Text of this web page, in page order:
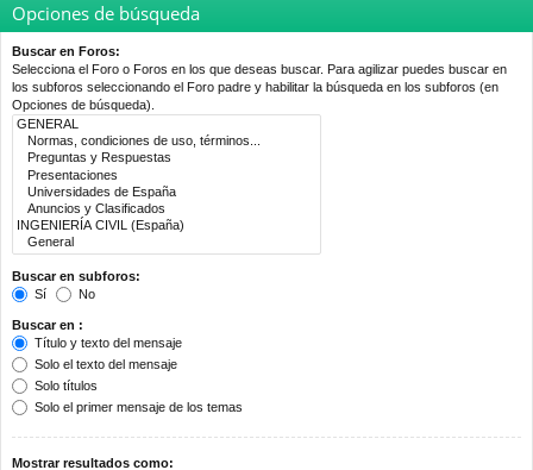
Opciones de búsqueda
Buscar en Foros:
Selecciona el Foro o Foros en los que deseas buscar. Para agilizar puedes buscar en
los subforos seleccionando el Foro padre y habilitar la búsqueda en los subforos (en
Opciones de búsqueda).
Buscar en subforos:
Sí
No
Buscar en :
Título y texto del mensaje
Solo el texto del mensaje
Solo títulos
Solo el primer mensaje de los temas
Mostrar resultados como: